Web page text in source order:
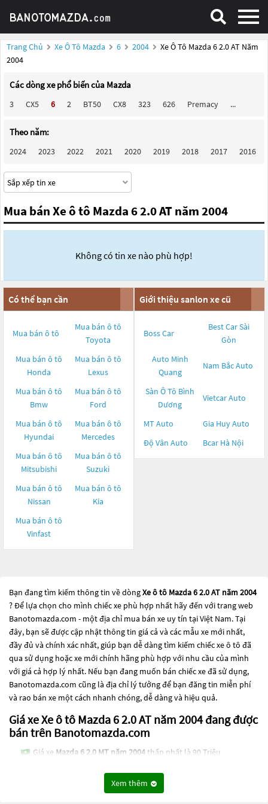
Trang Chủ Xe Ô Tô Mazda 6 2004
Xe Ô Tô Mazda 6 2.0 AT Năm
2004
Các dòng xe phổ biến của Mazda
3 CX5 6 2 BT50 CX8 323 626 Premacy ...
Theo năm:
2024 2023 2022 2021 2020 2019 2018 2017 2016
Mua bán Xe ô tô Mazda 6 2.0 AT năm 2004
Không có tin xe nào phù hợp!
Có thể bạn cần
Mua bán ô tô
Mua bán ô tô
Toyota
Mua bán ô tô
Honda
Mua bán ô tô
Lexus
Mua bán ô tô
Bmw
Mua bán ô tô
Ford
Mua bán ô tô
Hyundai
Mua bán ô tô
Mercedes
Mua bán ô tô
Mitsubishi
Mua bán ô tô
Suzuki
Mua bán ô tô
Nissan
Mua bán ô tô
Kia
Mua bán ô tô
Vinfast
Giới thiệu sanlon xe cũ
Boss Car
Best Car Sài
Gòn
Auto Minh
Quang
Nam Bắc Auto
Sàn Ô Tô Bình
Dương
Vietcar Auto
MT Auto
Gia Huy Auto
Độ Vân Auto
Bcar Hà Nội
Bạn đang tìm kiếm thông tin về dòngXe ô tô Mazda 6 2.0 AT năm 2004
? Để lựa chọn cho mình chiếc xe phù hợp nhất hãy đến với trang web
Banotomazda.com - một địa chỉ mua bán xe uy tín tại Việt Nam. Tại
đây, bạn sẽ được cập nhật thông tin giá cả và các mẫu xe mới nhất,
đầy đủ và chính xác nhất, giúp bạn dễ dàng tìm kiếm chiếc xe ô tô đã
qua sử dụng hoặc xe mới chính hãng phù hợp với nhu cầu của mình
với giá cả hợp lý nhất. Nếu bạn đang muốn bán chiếc xe đã sử dụng,
Banotomazda.com cũng là địa chỉ lý tưởng để bạn đăng tin miễn phí
và rao bán xe một cách nhanh chóng, dễ dàng và hiệu quả.
Giá xe Xe ô tô Mazda 6 2.0 AT năm 2004 đang được
bán trên Banotomazda.com
Giá xe Mazda 6 2.0 MT năm 2004thấp nhất là 90 Triệu
Xe ô tô Mazda 6 2.0 AT năm 2004đang trở thành một lựa
chọn phổ biến cho những người đang tìm kiếm chiếc xe đáng tin cậy.
Xem thêm